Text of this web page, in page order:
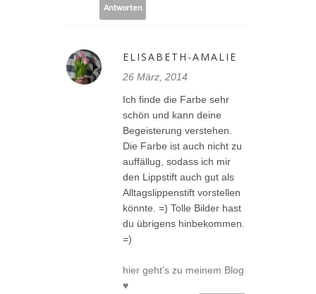
Antworten
ELISABETH-AMALIE
26 März, 2014
Ich finde die Farbe sehr
schön und kann deine
Begeisterung verstehen.
Die Farbe ist auch nicht zu
auffällug, sodass ich mir
den Lippstift auch gut als
Alltagslippenstift vorstellen
könnte. =) Tolle Bilder hast
du übrigens hinbekommen.
=)
hier geht’s zu meinem Blog
♥